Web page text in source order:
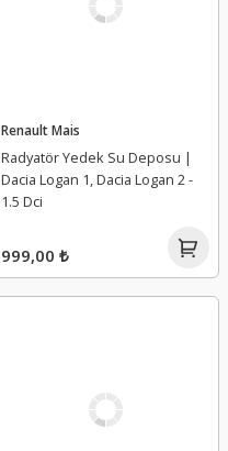
Renault Mais
Radyatör Yedek Su Deposu |
Dacia Logan 1, Dacia Logan 2 -
1.5 Dci
999,00 ₺